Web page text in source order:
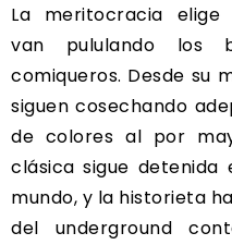
La meritocracia
van pululando los
comiqueros. Desde su
siguen cosechando
de colores al por
clásica sigue
mundo, y la historieta
del underground